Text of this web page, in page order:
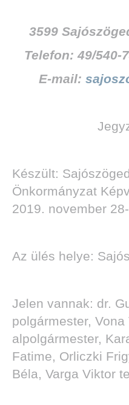
3599
Telefon: 49/540-
E-mail:
Készült:
Önkormányzat
2019. november
Az ülés helye:
Jelen vannak: dr.
polgármester, Vona
alpolgármester,
Fatime, Orliczki
Béla, Varga Viktor